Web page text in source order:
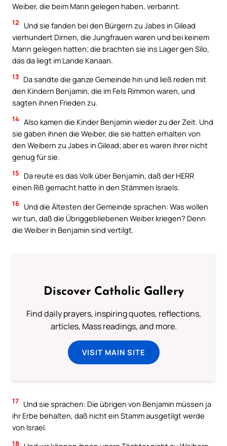
Weiber, die beim Mann gelegen haben, verbannt.
12
Und sie fanden bei den Bürgern zu Jabes in Gilead
vierhundert Dirnen, die Jungfrauen waren und bei keinem
Mann gelegen hatten; die brachten sie ins Lager gen Silo,
das da liegt im Lande Kanaan.
13 Da sandte die ganze Gemeinde hin und ließ reden mit
den Kindern Benjamin, die im Fels Rimmon waren, und
sagten ihnen Frieden zu.
14 Also kamen die Kinder Benjamin wieder zu der Zeit. Und
sie gaben ihnen die Weiber, die sie hatten erhalten von
den Weibern zu Jabes in Gilead; aber es waren ihrer nicht
genug für sie.
15
Da reute es das Volk über Benjamin, daß der HERR
einen Riß gemacht hatte in den Stämmen Israels.
16 Und die Ältesten der Gemeinde sprachen: Was wollen
wir tun, daß die Übriggebliebenen Weiber kriegen? Denn
die Weiber in Benjamin sind vertilgt.
Discover Catholic Gallery
Find daily prayers, inspiring quotes, reflections,
articles, Mass readings, and more.
VISIT MAIN SITE
17 Und sie sprachen: Die übrigen von Benjamin müssen ja
ihr Erbe behalten, daß nicht ein Stamm ausgetilgt werde
von Israel.
18